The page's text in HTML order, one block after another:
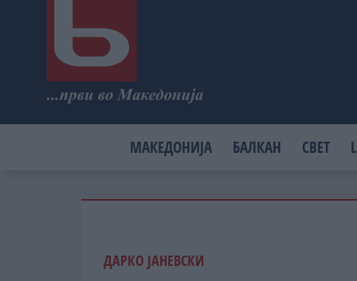
МАКЕДОНИЈА БАЛКАН СВЕТ
ДАРКО ЈАНЕВСКИ